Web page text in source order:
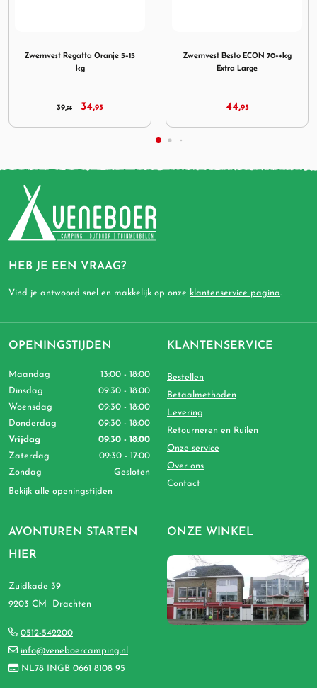
5-15
Zwemvest Besto ECON 70++kg
Zwemvest Besto ECON
HEB JE EEN VRAAG?
Vind je antwoord snel en makkelijk op onze klantenservice pagina.
AVONTUREN STARTEN
HIER
Zuidkade 39
9203 CM Drachten
0512-542200
info@veneboercamping.nl
NL78 INGB 0661 8108 95
OPENINGSTIJDEN
Maandag
13:00 - 18:00
Dinsdag
09:30 - 18:00
Woensdag
09:30 - 18:00
Donderdag
09:30 - 18:00
Vrijdag
09:30 - 18:00
Zaterdag
09:30 - 17:00
Zondag
Gesloten
Bekijk alle openingstijden
KLANTENSERVICE
Bestellen
Betaalmethoden
Levering
Retourneren en Ruilen
Onze service
Over ons
Contact
ONZE WINKEL